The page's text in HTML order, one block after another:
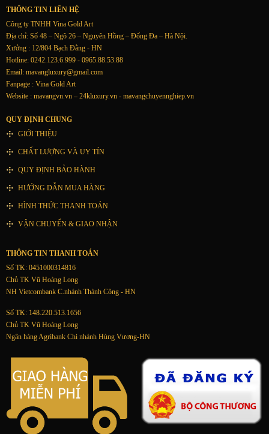
THÔNG TIN LIÊN HỆ
Công ty TNHH Vina Gold Art
Địa chỉ: Số 48 – Ngõ 26 – Nguyên Hồng – Đống Đa – Hà Nội.
Xưởng : 12/804 Bạch Đằng - HN
Hotline: 0242.123.6.999 - 0965.88.53.88
Email: mavangluxury@gmail.com
Fanpage : Vina Gold Art
Website : mavangvn.vn – 24kluxury.vn - mavangchuyennghiep.vn
QUY ĐỊNH CHUNG
GIỚI THIỆU
CHẤT LƯỢNG VÀ UY TÍN
QUY ĐỊNH BẢO HÀNH
HƯỚNG DẪN MUA HÀNG
HÌNH THỨC THANH TOÁN
VẬN CHUYỂN & GIAO NHẬN
THÔNG TIN THANH TOÁN
Số TK: 0451000314816
Chủ TK Vũ Hoàng Long
NH Vietcombank C.nhánh Thành Công - HN
Số TK: 148.220.513.1656
Chủ TK Vũ Hoàng Long
Ngân hàng Agribank Chi nhánh Hùng Vương-HN